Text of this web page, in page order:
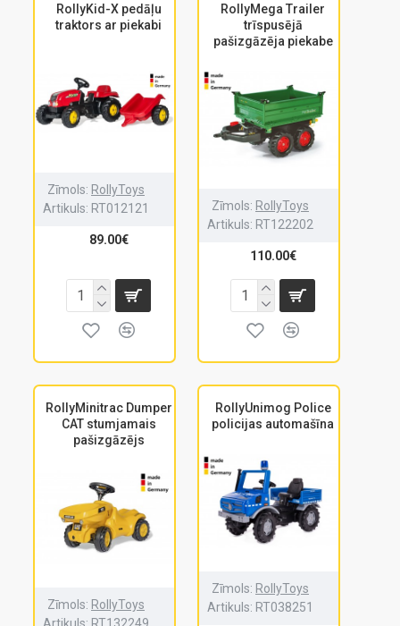
RollyKid-X pedāļu
traktors ar piekabi
Zīmols: RollyToys
Artikuls: RT012121
89.00€
RollyMega Trailer
trīspusējā
pašizgāzēja piekabe
Zīmols: RollyToys
Artikuls: RT122202
110.00€
RollyMinitrac Dumper
CAT stumjamais
pašizgāzējs
Zīmols: RollyToys
RollyUnimog Police
policijas automašīna
Zīmols: RollyToys
Artikuls: RT038251